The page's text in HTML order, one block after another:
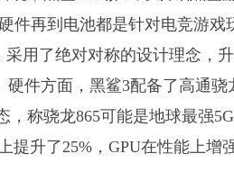
件再到电池都是针对电竞游
用了绝对对称的设计理念，
件方面，黑鲨3配备了高通骁
，称骁龙865可能是地球最强
提升了25%，GPU在性能上增